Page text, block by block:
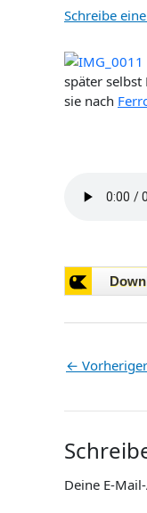
Schreibe
später selbst
sie nach
←
Deine E-